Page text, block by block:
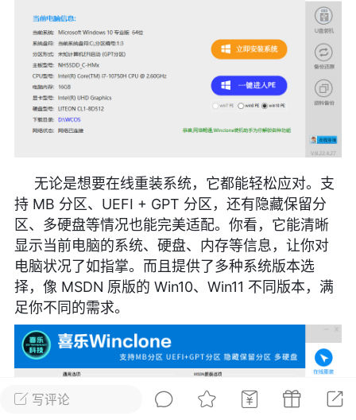
彩虹六号 战地5
游民通 Lv.13
版主
19 23:03
电脑端 问题解决
我在商城购买的虚拟产品显示自动发
在那里查看卡密？
发货的商品在那里查看卡密？答：查看
：下单以后在右边消息栏查看卡密，或
像 — 我的订单 — 待评价 — 查看订单，
看卡密详情问：我...
写评论
无论是想要在线重装系统，它都能轻松应对。支
持 MB 分区、UEFI + GPT 分区，还有隐藏保留分
区、多硬盘等情况也能完美适配。你看，它能清晰
显示当前电脑的系统、硬盘、内存等信息，让你对
电脑状况了如指掌。而且提供了多种系统版本选
择，像 MSDN 原版的 Win10、Win11 不同版本，满
足你不同的需求。